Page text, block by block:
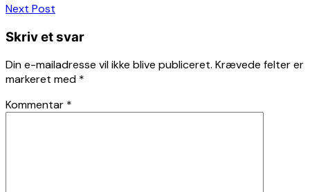
Next Post
Skriv et svar
Din e-mailadresse vil ikke blive publiceret. Krævede felter er
markeret med *
Kommentar *